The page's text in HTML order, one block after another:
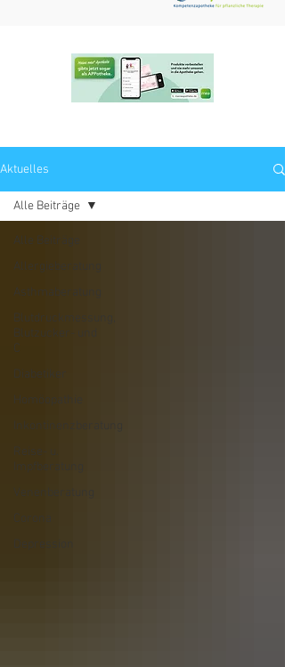
Aktuelles
Alle Beiträge
Allergieberatung
Asthmaberatung
Blutdruckmessung,
Blutzucker- und
C
Diabetiker
Homöopathie
Inkontinenzberatung
Reise- u.
Impfberatung
Venenberatung
Alle Beiträge